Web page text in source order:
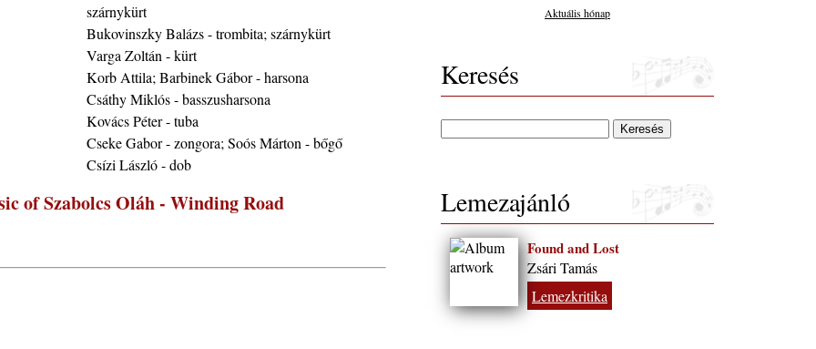
szárnykürt
Bukovinszky Balázs - trombita; szárnykürt
Varga Zoltán - kürt
Korb Attila; Barbinek Gábor - harsona
Csáthy Miklós - basszusharsona
Kovács Péter - tuba
Cseke Gabor - zongora; Soós Márton - bőgő
Csízi László - dob
of Szabolcs Oláh - Winding Road
Aktuális hónap
Keresés
Lemezajánló
Found and Lost
Zsári Tamás
Lemezkritika